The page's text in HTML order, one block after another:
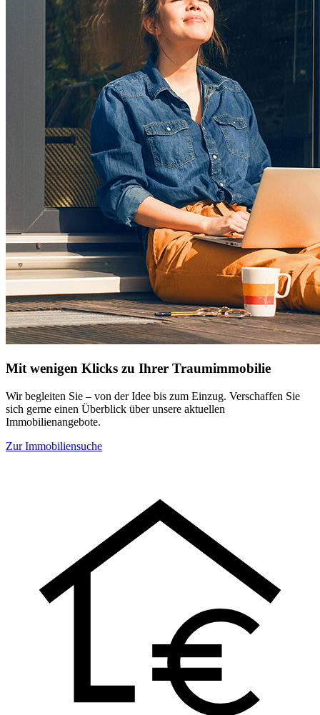
Mit wenigen Klicks zu Ihrer Traumimmobilie
Wir begleiten Sie – von der Idee bis zum Einzug. Verschaffen Sie
sich gerne einen Überblick über unsere aktuellen
Immobilienangebote.
Zur Immobiliensuche